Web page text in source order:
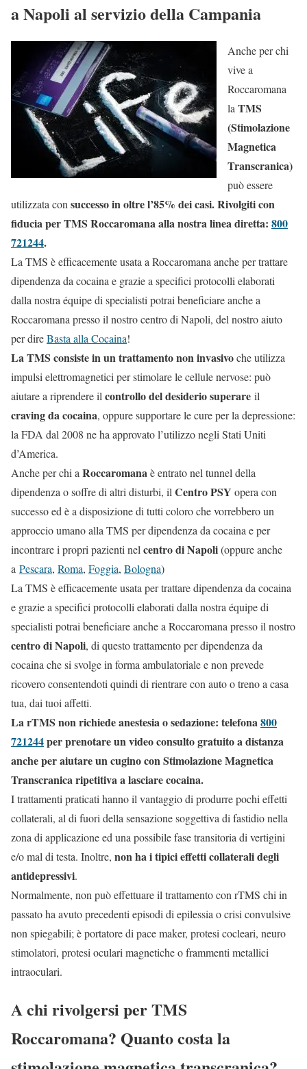
a Napoli al servizio della Campania
Anche per chi
vive a
Roccaromana
laTMS
(Stimolazione
Magnetica
Transcranica)
può essere
utilizzata consuccesso in oltre l’85% dei casi. Rivolgiti con
fiducia per TMS Roccaromana alla nostra linea diretta: 800
721244.
La TMS è efficacemente usata a Roccaromana anche per trattare
dipendenza da cocaina e grazie a specifici protocolli elaborati
dalla nostra équipe di specialisti potrai beneficiare anche a
Roccaromana presso il nostro centro di Napoli, del nostro aiuto
per direBasta alla Cocaina!
La TMS consiste in un trattamento non invasivoche utilizza
impulsi elettromagnetici per stimolare le cellule nervose: può
aiutare a riprendere ilcontrollo del desiderio superare il
craving da cocaina, oppure supportare le cure per la depressione:
la FDA dal 2008 ne ha approvato l’utilizzo negli Stati Uniti
d’America.
Anche per chi aRoccaromanaè entrato nel tunnel della
dipendenza o soffre di altri disturbi, ilCentro PSY opera con
successo ed è a disposizione di tutti coloro che vorrebbero un
approccio umano alla TMS per dipendenza da cocaina e per
incontrare i propri pazienti nelcentro di Napoli(oppure anche
a Pescara, Roma, Foggia, Bologna)
La TMS è efficacemente usata per trattare dipendenza da cocaina
e grazie a specifici protocolli elaborati dalla nostra équipe di
specialisti potrai beneficiare anche a Roccaromana presso il nostro
centro di Napoli, di questo trattamento per dipendenza da
cocaina che si svolge in forma ambulatoriale e non prevede
ricovero consentendoti quindi di rientrare con auto o treno a casa
tua, dai tuoi affetti.
La rTMS non richiede anestesia o sedazione: telefona800
721244per prenotare un video consulto gratuito a distanza
anche per aiutare un cugino con Stimolazione Magnetica
Transcranica ripetitiva a lasciare cocaina.
I trattamenti praticati hanno il vantaggio di produrre pochi effetti
collaterali, al di fuori della sensazione soggettiva di fastidio nella
zona di applicazione ed una possibile fase transitoria di vertigini
e/o mal di testa. Inoltre, non ha i tipici effetti collaterali degli
antidepressivi.
Normalmente, non può effettuare il trattamento con rTMS chi in
passato ha avuto precedenti episodi di epilessia o crisi convulsive
non spiegabili; è portatore di pace maker, protesi cocleari, neuro
stimolatori, protesi oculari magnetiche o frammenti metallici
intraoculari.
A chi rivolgersi per TMS
Roccaromana? Quanto costa la